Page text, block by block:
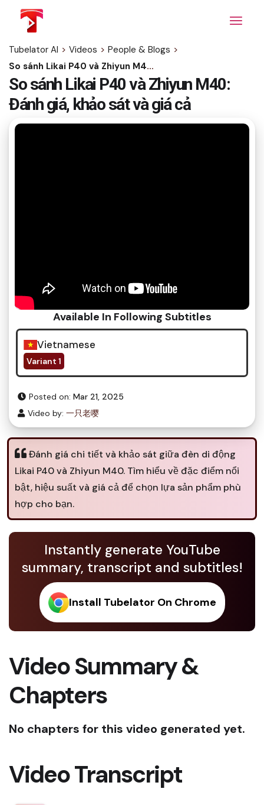
content
Tubelator AI > Videos > People & Blogs >
So sánh Likai P40 và Zhiyun M40: Đánh giá, khảo sát và giá cả
So sánh Likai P40 và Zhiyun M40:
Đánh giá, khảo sát và giá cả
Available In Following Subtitles
Vietnamese
Variant 1
Posted on: Mar 21, 2025
Video by: 一只老嘤
Đánh giá chi tiết và khảo sát giữa đèn di động
Likai P40 và Zhiyun M40. Tìm hiểu về đặc điểm nổi
bật, hiệu suất và giá cả để chọn lựa sản phẩm phù
hợp cho bạn.
Instantly generate YouTube
summary, transcript and subtitles!
Install Tubelator On Chrome
Video Summary &
Chapters
No chapters for this video generated yet.
Video Transcript